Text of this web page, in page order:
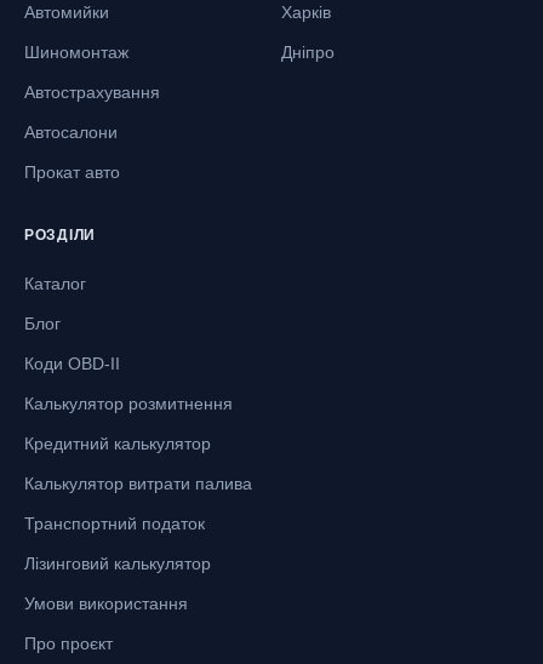
Автомийки
Шиномонтаж
Автострахування
Автосалони
Прокат авто
Харків
Дніпро
РОЗДІЛИ
Каталог
Блог
Коди OBD-II
Калькулятор розмитнення
Кредитний калькулятор
Калькулятор витрати палива
Транспортний податок
Лізинговий калькулятор
Умови використання
Про проєкт